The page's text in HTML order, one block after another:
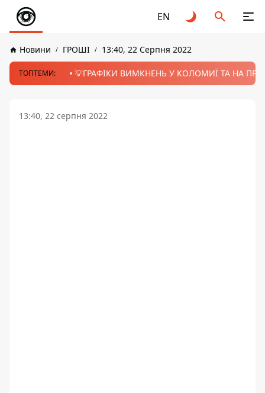
EN
Новини ГРОШІ 13:40, 22 Серпня 2022
ТОПТЕМИ: 💡ГРАФІКИ ВИМКНЕНЬ У КОЛОМИЇ ТА НА
13:40, 22 серпня 2022